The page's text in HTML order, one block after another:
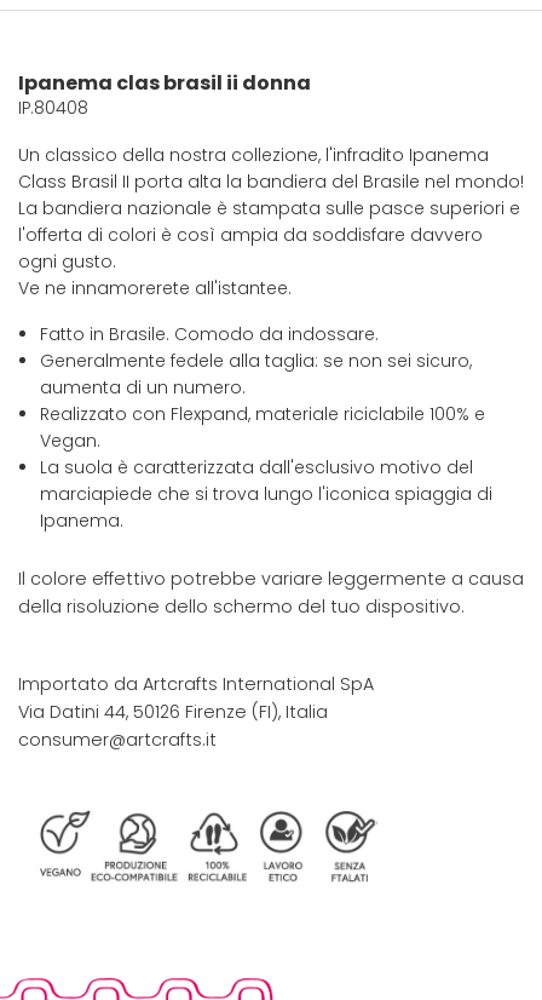
Ipanema clas brasil ii donna
IP.80408
Un classico della nostra collezione, l'infradito Ipanema
Class Brasil II porta alta la bandiera del Brasile nel mondo!
La bandiera nazionale è stampata sulle pasce superiori e
l'offerta di colori è così ampia da soddisfare davvero
ogni gusto.
Ve ne innamorerete all'istantee.
Fatto in Brasile. Comodo da indossare.
Generalmente fedele alla taglia: se non sei sicuro,
aumenta di un numero.
Realizzato con Flexpand, materiale riciclabile 100% e
Vegan.
La suola è caratterizzata dall'esclusivo motivo del
marciapiede che si trova lungo l'iconica spiaggia di
Ipanema.
Il colore effettivo potrebbe variare leggermente a causa
della risoluzione dello schermo del tuo dispositivo.
Importato da Artcrafts International SpA
Via Datini 44, 50126 Firenze (FI), Italia
consumer@artcrafts.it